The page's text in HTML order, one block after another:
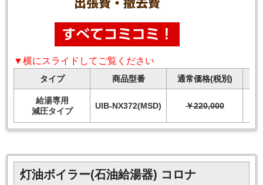
▼横にスライドしてご覧ください
タイプ 商品型番 通常価格(税別)
給湯専用
減圧タイプ
UIB-NX372(MSD) ￥220,000
灯油ボイラー(石油給湯器) コロナ